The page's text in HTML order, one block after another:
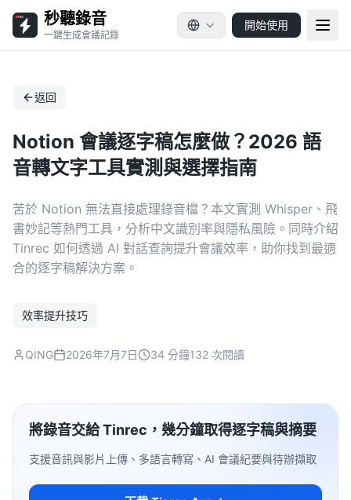
秒聽錄音
一鍵生成會議記錄
開始使用
返回
Notion 會議逐字稿怎麼做？2026 語
音轉文字工具實測與選擇指南
苦於 Notion 無法直接處理錄音檔？本文實測 Whisper、飛
書妙記等熱門工具，分析中文識別率與隱私風險。同時介紹
Tinrec 如何透過 AI 對話查詢提升會議效率，助你找到最適
合的逐字稿解決方案。
效率提升技巧
QING 2026年7月7日 34 分鐘132 次閱讀
將錄音交給 Tinrec，幾分鐘取得逐字稿與摘要
支援音訊與影片上傳、多語言轉寫、AI 會議紀要與待辦擷取